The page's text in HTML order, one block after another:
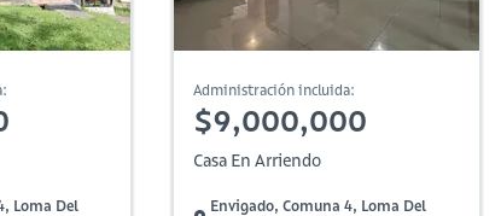
Loma Del
Administración incluida:
$9,000,000
Casa En Arriendo
Envigado, Comuna 4, Loma Del